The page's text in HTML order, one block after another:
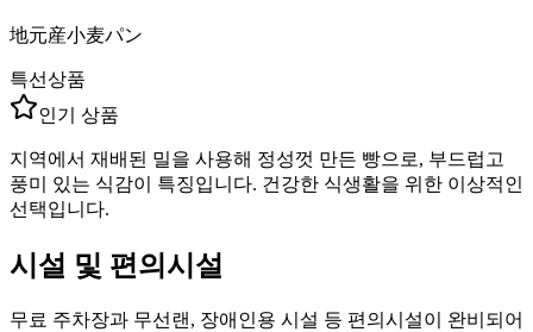
地元産小麦パン
특선상품
인기 상품
지역에서 재배된 밀을 사용해 정성껏 만든 빵으로, 부드럽고
풍미 있는 식감이 특징입니다. 건강한 식생활을 위한 이상적인
선택입니다.
시설 및 편의시설
무료 주차장과 무선랜, 장애인용 시설 등 편의시설이 완비되어